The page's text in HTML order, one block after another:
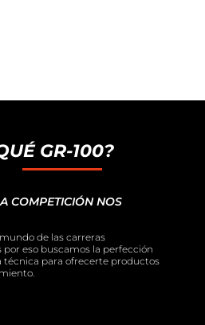
GR-100?
COMPETICIÓN NOS
de las carreras
por eso buscamos la perfección
técnica para ofrecerte productos